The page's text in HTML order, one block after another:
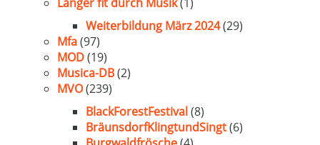
Weiterbildung März 2024(29)
Mfa(97)
MOD(19)
Musica-DB(2)
MVO(239)
BlackForestFestival(8)
BräunsdorfKlingtundSingt(6)